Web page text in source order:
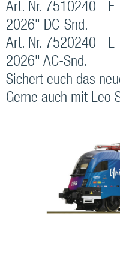
Art. Nr. 7510240 -
2026" DC-Snd.
Art. Nr. 7520240 -
2026" AC-Snd.
Sichert euch das
Gerne auch mit Leo